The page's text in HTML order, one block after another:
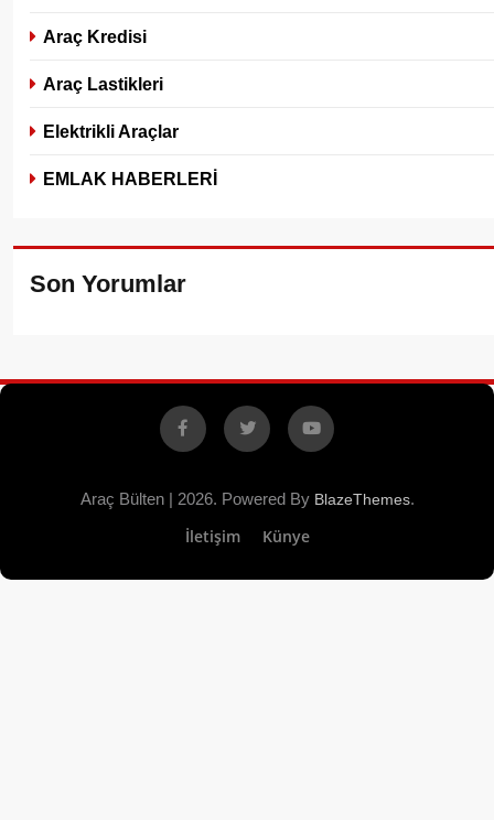
Araç Kredisi
Araç Lastikleri
Elektrikli Araçlar
EMLAK HABERLERİ
Son Yorumlar
Facebook
X YouTube
Araç Bülten | 2026. Powered By BlazeThemes.
İletişim Künye